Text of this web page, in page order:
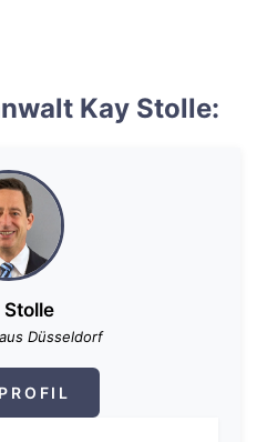
Kay Stolle:
Stolle
Düsseldorf